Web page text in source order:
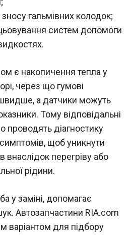
зносу гальмівних колодок;
систем допомоги
є накопичення тепла у
через що гумові
а датчики можуть
Тому відповідальні
проводять діагностику
щоб уникнути
внаслідок перегріву або
рідини.
у заміні, допомагає
Автозапчастини RIA.com
варіантом для підбору